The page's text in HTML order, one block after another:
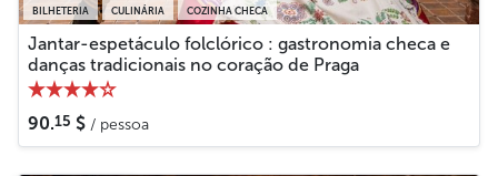
BILHETERIA CULINÁRIA COZINHA CHECA
Jantar-espetáculo folclórico : gastronomia checa e
danças tradicionais no coração de Praga
90.15 $ / pessoa